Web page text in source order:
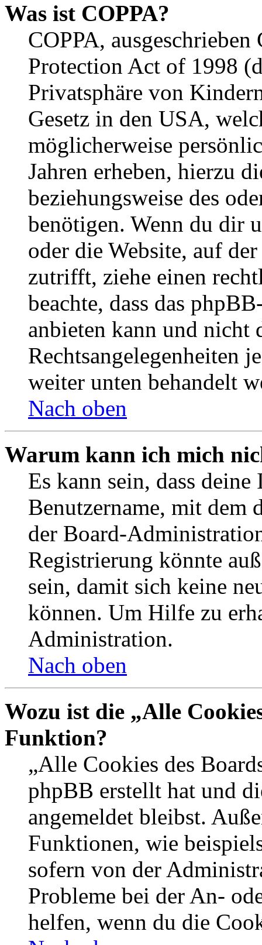
Was ist COPPA?
COPPA,
Protection Act of 1998
Privatsphäre von
Gesetz in den USA,
möglicherweise
Jahren erheben, hierzu
beziehungsweise des
benötigen. Wenn du dir
oder die Website, auf
zutrifft, ziehe einen
beachte, dass das
anbieten kann und nicht
Rechtsangelegenheiten
weiter unten behandelt
Nach oben
Warum kann ich mich
Es kann sein, dass
Benutzername, mit dem
der Board-
Registrierung könnte
sein, damit sich keine
können. Um Hilfe zu
Administration.
Nach oben
Wozu ist die „Alle
Funktion?
„Alle Cookies des
phpBB erstellt hat und
angemeldet bleibst.
Funktionen, wie
sofern von der
Probleme bei der An-
helfen, wenn du die